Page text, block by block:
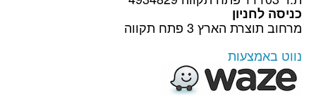
כניסה לחניון
מרחוב תוצרת הארץ 3 פתח תקווה
נווט באמצעות